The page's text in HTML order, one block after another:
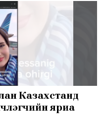
Казахстанд
яриа